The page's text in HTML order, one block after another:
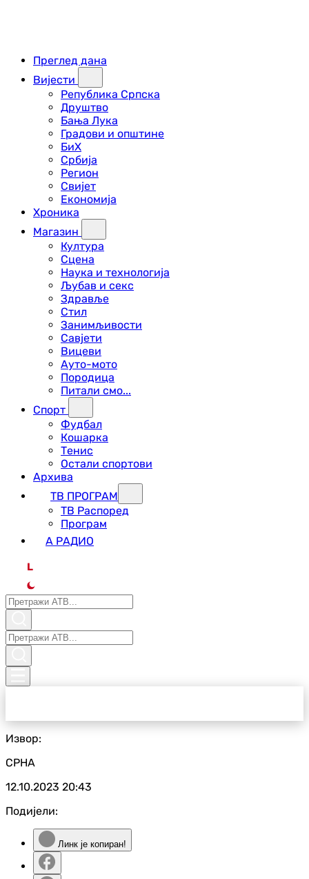
Преглед дана
Вијести
Република Српска
Друштво
Бања Лука
Градови и општине
БиХ
Србија
Регион
Свијет
Економија
Хроника
Магазин
Култура
Сцена
Наука и технологија
Љубав и секс
Здравље
Стил
Занимљивости
Савјети
Вицеви
Ауто-мото
Породица
Питали смо...
Спорт
Фудбал
Кошарка
Тенис
Остали спортови
Архива
ТВ ПРОГРАМ
ТВ Распоред
Програм
А РАДИО
L
Извор:
СРНА
12.10.2023 20:43
Подијели:
Линк је копиран!